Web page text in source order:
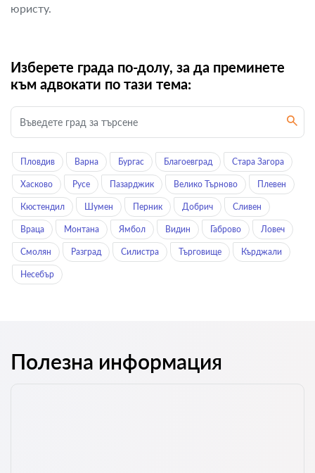
юристу.
Изберете града по-долу, за да преминете
към адвокати по тази тема:
Пловдив Варна Бургас Благоевград Стара Загора
Хасково Русе Пазарджик Велико Търново Плевен
Кюстендил Шумен Перник Добрич Сливен
Враца Монтана Ямбол Видин Габрово Ловеч
Смолян Разград Силистра Търговище Кърджали
Нeсeбър
Полезна информация